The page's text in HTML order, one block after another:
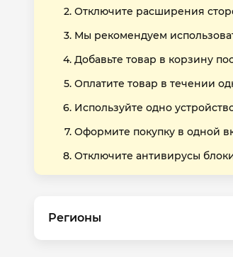
Отключите расширения
Мы рекомендуем
Добавьте товар в корзину
Оплатите товар в течении
Используйте одно
Оформите покупку в одной
Отключите антивирусы
Регионы